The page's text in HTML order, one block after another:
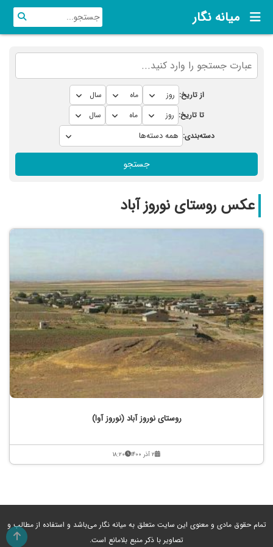
میانه نگار
از تاریخ:
تا تاریخ:
دسته‌بندی:
جستجو
عکس روستای نوروز آباد
روستای نوروز آباد (نوروز آوا)
۲ آذر ۱۴۰۰ ۱۸:۲۰
تمام حقوق مادی و معنوی این سایت متعلق به میانه نگار می‌باشد و استفاده از مطالب و
تصاویر با ذکر منبع بلامانع است.